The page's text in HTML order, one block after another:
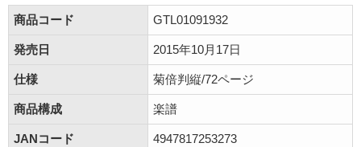
商品コード
GTL01091932
発売日 2015年10月17日
仕様 菊倍判縦/72ページ
商品構成 楽譜
JANコード 4947817253273